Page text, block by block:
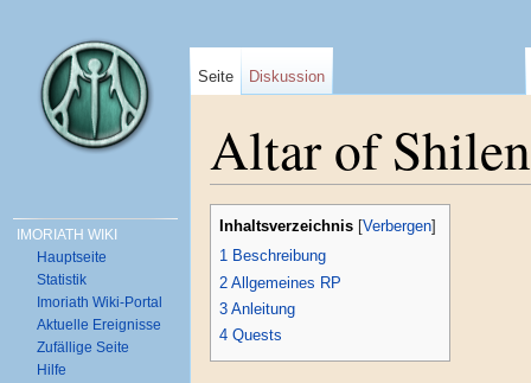
Altar of Shilen
Inhaltsverzeichnis Verbergen
1 Beschreibung
2 Allgemeines RP
3 Anleitung
4 Quests
Seite Diskussion
IMORIATH WIKI
Hauptseite
Statistik
Imoriath Wiki-Portal
Aktuelle Ereignisse
Zufällige Seite
Hilfe